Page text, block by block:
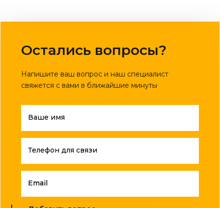
Остались вопросы?
Напишите ваш вопрос и наш специалист
свяжется с вами в ближайшие минуты
Ваше имя
Телефон для связи
Email